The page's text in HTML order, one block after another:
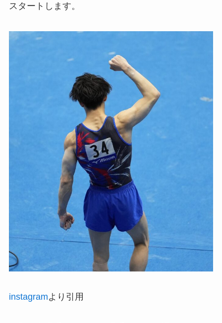
スタートします。
instagramより引用